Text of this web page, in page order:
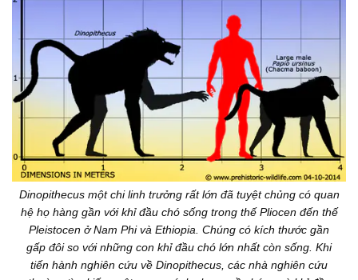
Dinopithecus một chi linh trưởng rất lớn đã tuyệt chủng có quan
hệ họ hàng gần với khỉ đầu chó sống trong thế Pliocen đến thế
Pleistocen ở Nam Phi và Ethiopia. Chúng có kích thước gần
gấp đôi so với những con khỉ đầu chó lớn nhất còn sống. Khi
tiến hành nghiên cứu về Dinopithecus, các nhà nghiên cứu